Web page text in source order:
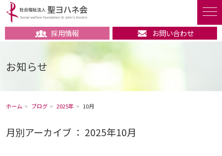
採用情報 お問い合わせ
お知らせ
ホーム ブログ 2025年 10月
月別アーカイブ ： 2025年10月